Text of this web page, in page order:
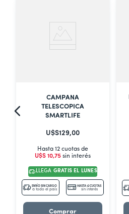
CAMPANA
TELESCOPICA
SMARTLIFE
U$S129,00
Hasta 12 cuotas de
U$S 10,75 sin interés
LLEGA GRATIS EL LUNES
ENVÍO SIN CARGO
a todo el país
HASTA 12 CUOTAS
sin interés
Comprar